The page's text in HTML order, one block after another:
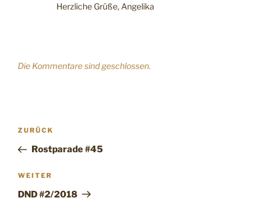
Herzliche Grüße, Angelika
Die Kommentare sind geschlossen.
Beitragsnavigation
Vorheriger
Beitrag
ZURÜCK
Rostparade #45
Nächster
Beitrag
WEITER
DND #2/2018